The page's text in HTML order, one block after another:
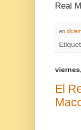
Real
en
El